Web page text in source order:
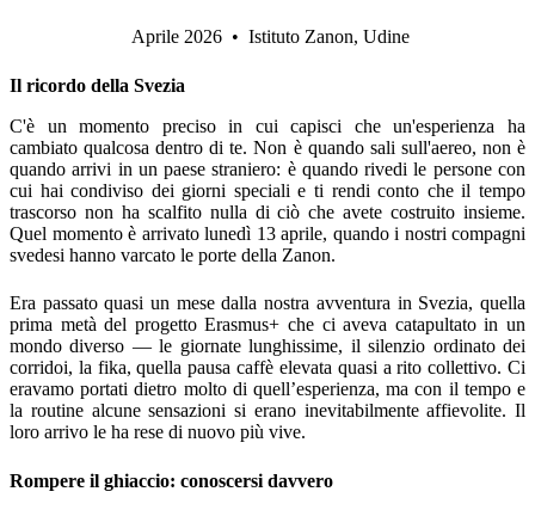
Aprile 2026 • Istituto Zanon, Udine
Il ricordo della Svezia
C'è un momento preciso in cui capisci che un'esperienza ha
cambiato qualcosa dentro di te. Non è quando sali sull'aereo, non è
quando arrivi in un paese straniero: è quando rivedi le persone con
cui hai condiviso dei giorni speciali e ti rendi conto che il tempo
trascorso non ha scalfito nulla di ciò che avete costruito insieme.
Quel momento è arrivato lunedì 13 aprile, quando i nostri compagni
svedesi hanno varcato le porte della Zanon.
Era passato quasi un mese dalla nostra avventura in Svezia, quella
prima metà del progetto Erasmus+ che ci aveva catapultato in un
mondo diverso — le giornate lunghissime, il silenzio ordinato dei
corridoi, la fika, quella pausa caffè elevata quasi a rito collettivo. Ci
eravamo portati dietro molto di quell’esperienza, ma con il tempo e
la routine alcune sensazioni si erano inevitabilmente affievolite. Il
loro arrivo le ha rese di nuovo più vive.
Rompere il ghiaccio: conoscersi davvero